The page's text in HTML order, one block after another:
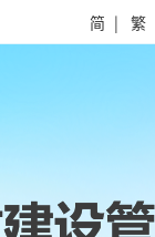
简 | 繁